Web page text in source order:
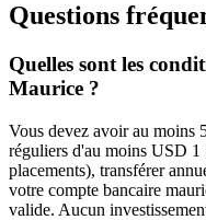
Questions
Quelles sont les
Maurice ?
Vous devez avoir au moins
réguliers d'au moins USD 1
placements), transférer
votre compte bancaire
valide. Aucun